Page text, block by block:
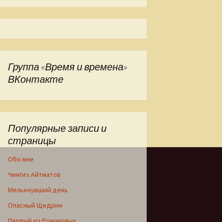
(А.Ваттемар)
Группа «Время и времена»
ВКонтакте
Популярные записи и
страницы
Обо мне
Чингиз Айтматов
Мелькнувший день
Опасный Щедрин